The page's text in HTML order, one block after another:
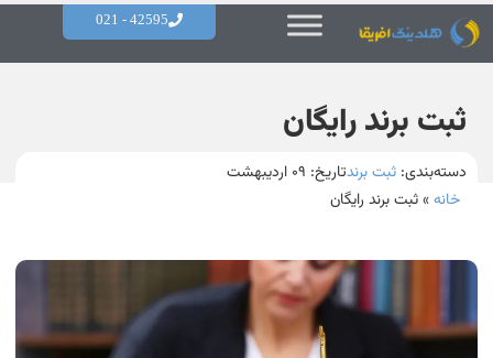
42595 - 021
ثبت برند رایگان
دسته‌بندی:ثبت برندتاریخ:۰۹ اردیبهشت
خانه»ثبت برند رایگان